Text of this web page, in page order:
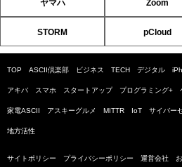
ヤマハ Zoom
STORM pCloud
TOP ASCII倶楽部 ビジネス TECH デジタル
アキバ スマホ スタートアップ プログラミング+
家電ASCII アスキーグルメ MITTR IoT サイバー
地方活性
サイトポリシー プライバシーポリシー 運営会社